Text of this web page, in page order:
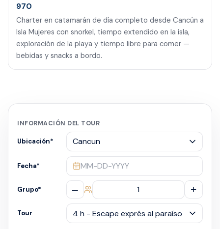
970
Charter en catamarán de día completo desde Cancún a
Isla Mujeres con snorkel, tiempo extendido en la isla,
exploración de la playa y tiempo libre para comer —
bebidas y snacks a bordo.
INFORMACIÓN DEL TOUR
Ubicación*
Fecha* MM-DD-YYYY
Grupo* – +
Tour